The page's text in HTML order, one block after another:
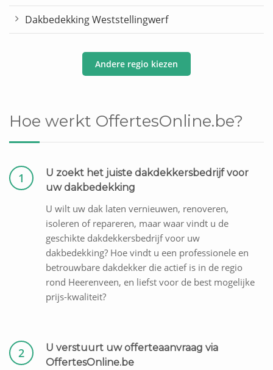
Dakbedekking Weststellingwerf
Andere regio kiezen
Hoe werkt OffertesOnline.be?
1
U zoekt het juiste dakdekkersbedrijf voor
uw dakbedekking
U wilt uw dak laten vernieuwen, renoveren,
isoleren of repareren, maar waar vindt u de
geschikte dakdekkersbedrijf voor uw
dakbedekking? Hoe vindt u een professionele en
betrouwbare dakdekker die actief is in de regio
rond Heerenveen, en liefst voor de best mogelijke
prijs-kwaliteit?
2
U verstuurt uw offerteaanvraag via
OffertesOnline.be